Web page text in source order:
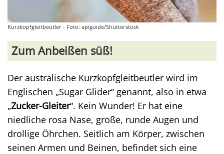
Kurzkopfgleitbeutler - Foto: apiguide/Shutterstock
Zum Anbeißen süß!
Der australische Kurzkopfgleitbeutler wird im
Englischen „Sugar Glider“ genannt, also in etwa
„Zucker-Gleiter“. Kein Wunder! Er hat eine
niedliche rosa Nase, große, runde Augen und
drollige Öhrchen. Seitlich am Körper, zwischen
seinen Armen und Beinen, befindet sich eine